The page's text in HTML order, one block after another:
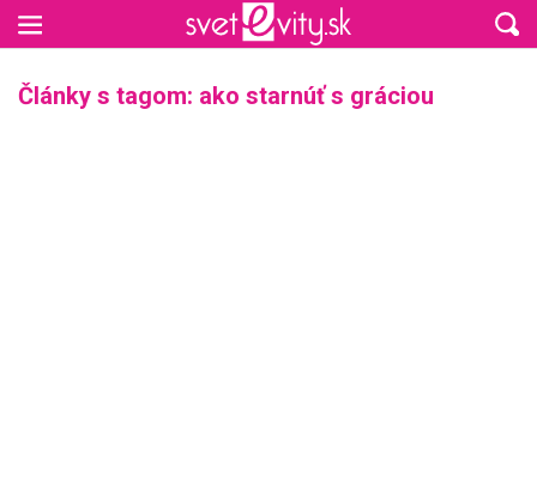
Články s tagom: ako starnúť s gráciou